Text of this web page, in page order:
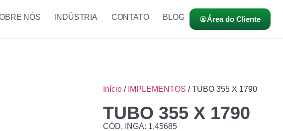
NÓS INDÚSTRIA CONTATO BLOG Área do Cliente
Início / IMPLEMENTOS / TUBO 355 X 1790
TUBO 355 X 1790
CÓD. INGÁ: 1.45685